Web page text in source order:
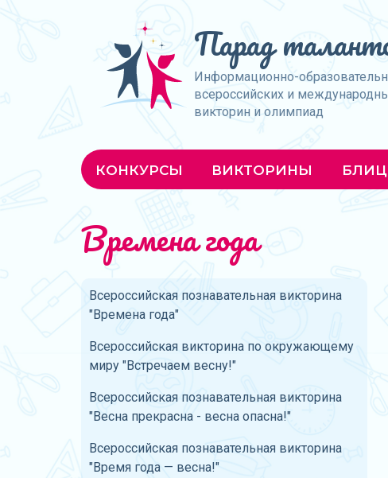
Парад
Информационно-
всероссийских и
викторин и олимпиад
КОНКУРСЫ ВИКТОРИНЫ
Времена года
Всероссийская познавательная викторина
"Времена года"
Всероссийская викторина по окружающему
миру "Встречаем весну!"
Всероссийская познавательная викторина
"Весна прекрасна - весна опасна!"
Всероссийская познавательная викторина
"Время года — весна!"